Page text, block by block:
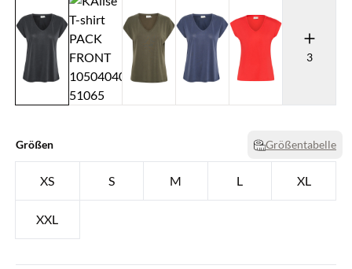
3
Größen Größentabelle
XS S M L XL
XXL